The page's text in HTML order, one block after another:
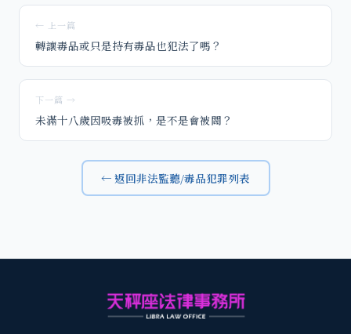
← 上一篇
轉讓毒品或只是持有毒品也犯法了嗎？
下一篇 →
未滿十八歲因吸毒被抓，是不是會被關？
← 返回非法監聽/毒品犯罪列表